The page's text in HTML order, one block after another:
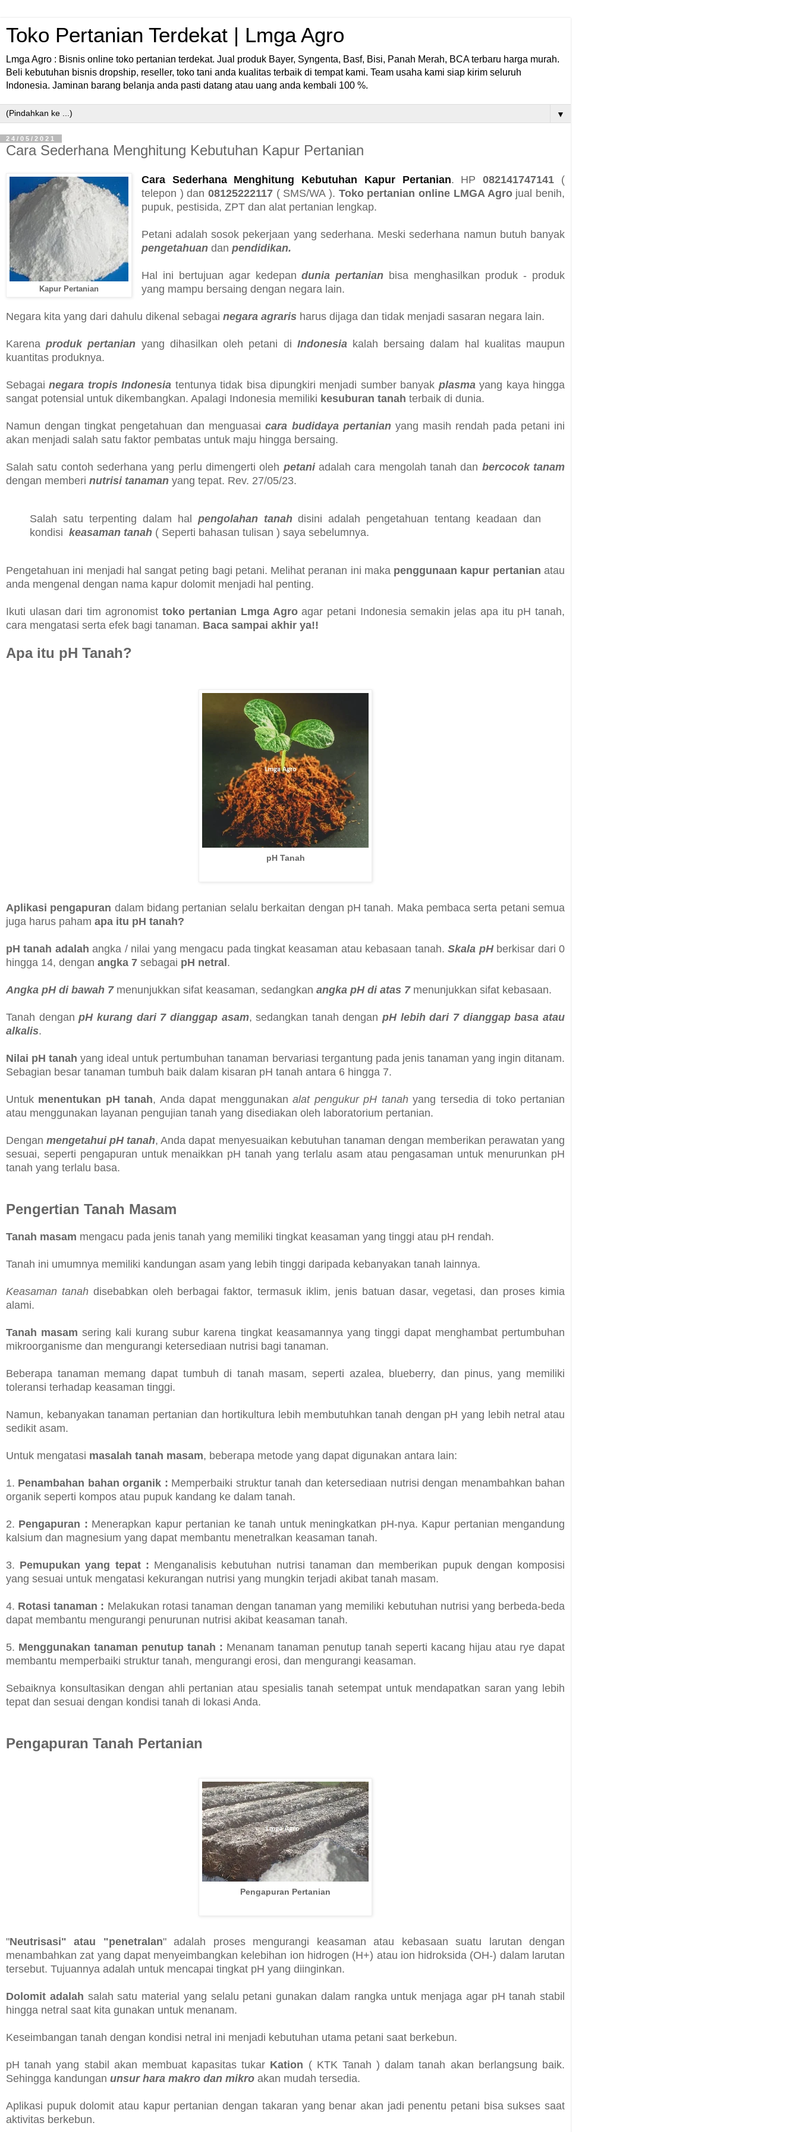
Toko Pertanian Terdekat | Lmga Agro
Lmga Agro : Bisnis online toko pertanian terdekat. Jual produk Bayer, Syngenta, Basf, Bisi, Panah Merah, BCA terbaru harga murah.
Beli kebutuhan bisnis dropship, reseller, toko tani anda kualitas terbaik di tempat kami. Team usaha kami siap kirim seluruh
Indonesia. Jaminan barang belanja anda pasti datang atau uang anda kembali 100 %.
▼
24/05/2021
Cara Sederhana Menghitung Kebutuhan Kapur Pertanian
Kapur Pertanian
Cara Sederhana Menghitung Kebutuhan Kapur Pertanian. HP082141747141
(
telepon ) dan 08125222117( SMS/WA ). Toko pertanian online LMGA Agrojual benih,
pupuk, pestisida, ZPT dan alat pertanian lengkap.
Petani adalah sosok pekerjaan yang sederhana. Meski sederhana namun butuh banyak
pengetahuandan pendidikan.
Hal ini bertujuan agar kedepandunia pertanian bisa menghasilkan produk - produk
yang mampu bersaing dengan negara lain.
Negara kita yang dari dahulu dikenal sebagai negara agraris harus dijaga dan tidak menjadi sasaran negara lain.
Karenaproduk pertanian yang dihasilkan oleh petani di Indonesia kalah bersaing dalam hal kualitas maupun
kuantitas produknya.
Sebagainegara tropis Indonesia tentunya tidak bisa dipungkiri menjadi sumber banyak plasmayang kaya hingga
sangat potensial untuk dikembangkan. Apalagi Indonesia memiliki kesuburan tanah terbaik di dunia.
Namun dengan tingkat pengetahuan dan menguasaicara budidaya pertanian yang masih rendah pada petani ini
akan menjadi salah satu faktor pembatas untuk maju hingga bersaing.
Salah satu contoh sederhana yang perlu dimengerti oleh petaniadalah cara mengolah tanah dan bercocok tanam
dengan memberi nutrisi tanaman yang tepat. Rev. 27/05/23.
Salah satu terpenting dalam hal pengolahan tanahdisini adalah pengetahuan tentang keadaan dan
kondisi keasaman tanah ( Seperti bahasan tulisan ) saya sebelumnya.
Pengetahuan ini menjadi hal sangat peting bagi petani. Melihat peranan ini maka penggunaan kapur pertanian atau
anda mengenal dengan nama kapur dolomit menjadi hal penting.
Ikuti ulasan dari tim agronomist toko pertanian Lmga Agroagar petani Indonesia semakin jelas apa itu pH tanah,
cara mengatasi serta efek bagi tanaman. Baca sampai akhir ya!!
Apa itu pH Tanah?
pH Tanah
Aplikasi pengapuran dalam bidang pertanian selalu berkaitan dengan pH tanah. Maka pembaca serta petani semua
juga harus paham apa itu pH tanah?
pH tanah adalah angka / nilai yang mengacu pada tingkat keasaman atau kebasaan tanah.Skala pHberkisar dari 0
hingga 14, dengan angka 7 sebagai pH netral.
Angka pH di bawah 7menunjukkan sifat keasaman, sedangkan angka pH di atas 7menunjukkan sifat kebasaan.
Tanah denganpH kurang dari 7 dianggap asam, sedangkan tanah denganpH lebih dari 7 dianggap basa atau
alkalis.
Nilai pH tanah yang ideal untuk pertumbuhan tanaman bervariasi tergantung pada jenis tanaman yang ingin ditanam.
Sebagian besar tanaman tumbuh baik dalam kisaran pH tanah antara 6 hingga 7.
Untuk menentukan pH tanah, Anda dapat menggunakanalat pengukur pH tanahyang tersedia di toko pertanian
atau menggunakan layanan pengujian tanah yang disediakan oleh laboratorium pertanian.
Denganmengetahui pH tanah, Anda dapat menyesuaikan kebutuhan tanaman dengan memberikan perawatan yang
sesuai, seperti pengapuran untuk menaikkan pH tanah yang terlalu asam atau pengasaman untuk menurunkan pH
tanah yang terlalu basa.
Pengertian Tanah Masam
Tanah masam mengacu pada jenis tanah yang memiliki tingkat keasaman yang tinggi atau pH rendah.
Tanah ini umumnya memiliki kandungan asam yang lebih tinggi daripada kebanyakan tanah lainnya.
Keasaman tanahdisebabkan oleh berbagai faktor, termasuk iklim, jenis batuan dasar, vegetasi, dan proses kimia
alami.
Tanah masam sering kali kurang subur karena tingkat keasamannya yang tinggi dapat menghambat pertumbuhan
mikroorganisme dan mengurangi ketersediaan nutrisi bagi tanaman.
Beberapa tanaman memang dapat tumbuh di tanah masam, seperti azalea, blueberry, dan pinus, yang memiliki
toleransi terhadap keasaman tinggi.
Namun, kebanyakan tanaman pertanian dan hortikultura lebih membutuhkan tanah dengan pH yang lebih netral atau
sedikit asam.
Untuk mengatasi masalah tanah masam, beberapa metode yang dapat digunakan antara lain:
1. Penambahan bahan organik : Memperbaiki struktur tanah dan ketersediaan nutrisi dengan menambahkan bahan
organik seperti kompos atau pupuk kandang ke dalam tanah.
2. Pengapuran : Menerapkan kapur pertanian ke tanah untuk meningkatkan pH-nya. Kapur pertanian mengandung
kalsium dan magnesium yang dapat membantu menetralkan keasaman tanah.
3. Pemupukan yang tepat : Menganalisis kebutuhan nutrisi tanaman dan memberikan pupuk dengan komposisi
yang sesuai untuk mengatasi kekurangan nutrisi yang mungkin terjadi akibat tanah masam.
4. Rotasi tanaman : Melakukan rotasi tanaman dengan tanaman yang memiliki kebutuhan nutrisi yang berbeda-beda
dapat membantu mengurangi penurunan nutrisi akibat keasaman tanah.
5. Menggunakan tanaman penutup tanah : Menanam tanaman penutup tanah seperti kacang hijau atau rye dapat
membantu memperbaiki struktur tanah, mengurangi erosi, dan mengurangi keasaman.
Sebaiknya konsultasikan dengan ahli pertanian atau spesialis tanah setempat untuk mendapatkan saran yang lebih
tepat dan sesuai dengan kondisi tanah di lokasi Anda.
Pengapuran Tanah Pertanian
Pengapuran Pertanian
"Neutrisasi" atau "penetralan" adalah proses mengurangi keasaman atau kebasaan suatu larutan dengan
menambahkan zat yang dapat menyeimbangkan kelebihan ion hidrogen (H+) atau ion hidroksida (OH-) dalam larutan
tersebut. Tujuannya adalah untuk mencapai tingkat pH yang diinginkan.
Dolomit adalah salah satu material yang selalu petani gunakan dalam rangka untuk menjaga agar pH tanah stabil
hingga netral saat kita gunakan untuk menanam.
Keseimbangan tanah dengan kondisi netral ini menjadi kebutuhan utama petani saat berkebun.
pH tanah yang stabil akan membuat kapasitas tukar Kation ( KTK Tanah ) dalam tanah akan berlangsung baik.
Sehingga kandungan unsur hara makro dan mikro akan mudah tersedia.
Aplikasi pupuk dolomit atau kapur pertanian dengan takaran yang benar akan jadi penentu petani bisa sukses saat
aktivitas berkebun.